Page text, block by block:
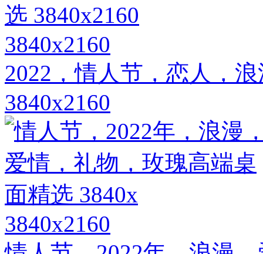
3840x2160
2022，情人节，恋人，
3840x2160
3840x2160